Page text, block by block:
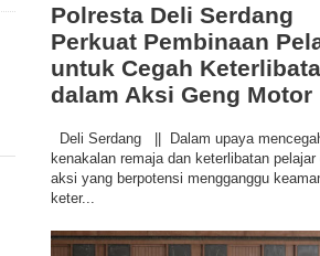
Polresta Deli Serdang
Perkuat Pembinaan
untuk Cegah
dalam Aksi Geng Motor
Deli Serdang || Dalam upaya
kenakalan remaja dan keterlibatan pelajar
aksi yang berpotensi mengganggu
keter...